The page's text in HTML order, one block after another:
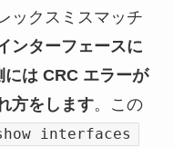
ックスミスマッチ
ンターフェースに
は CRC エラーが
方をします。この
interfaces